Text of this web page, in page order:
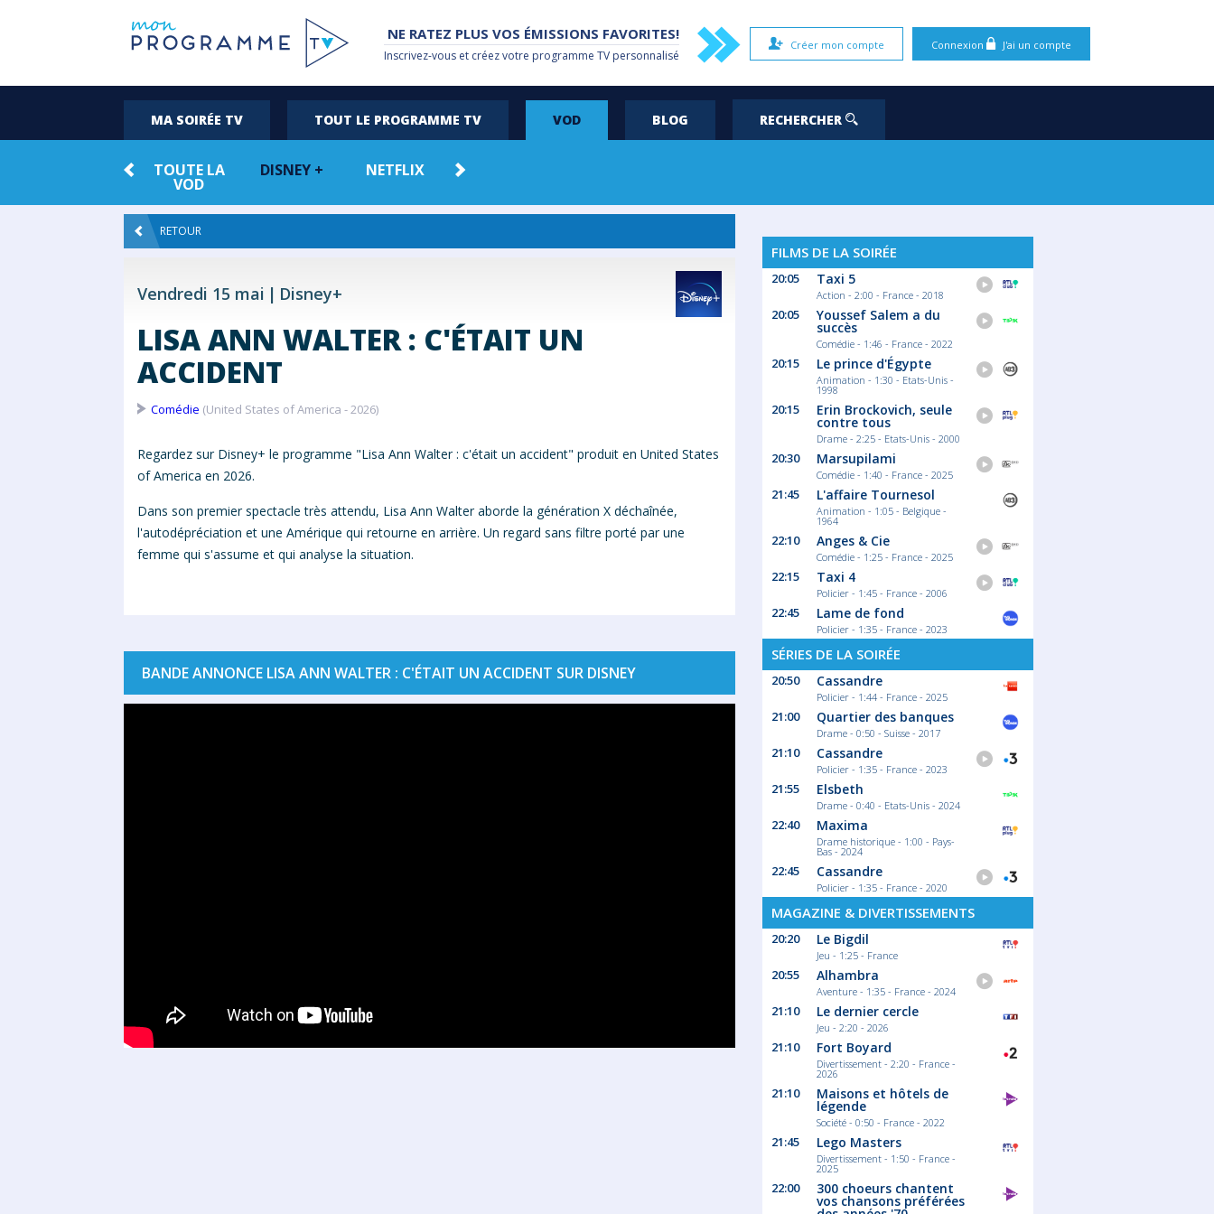
Connexion J'ai un compte
Créer mon compte
NE RATEZ PLUS VOS ÉMISSIONS FAVORITES!
Inscrivez-vous et créez votre programme TV personnalisé
MA SOIRÉE TV TOUT LE PROGRAMME TV VOD BLOG RECHERCHER
TOUTE LA
VOD
DISNEY + NETFLIX
RETOUR
Vendredi 15 mai Disney+
LISA ANN WALTER : C'ÉTAIT UN
ACCIDENT
Comédie (United States of America - 2026)
Regardez sur Disney+ le programme "Lisa Ann Walter : c'était un accident" produit en United States
of America en 2026.
Dans son premier spectacle très attendu, Lisa Ann Walteraborde la génération X déchaînée,
l'autodépréciation et une Amérique qui retourne en arrière. Un regard sans filtre porté par une
femme qui s'assume et qui analyse la situation.
BANDE ANNONCE LISA ANN WALTER : C'ÉTAIT UN ACCIDENT SUR DISNEY
FILMS DE LA SOIRÉE
20:05 Taxi 5
Action - 2:00 - France - 2018
20:05 Youssef Salem a du
succès
Comédie - 1:46 - France - 2022
20:15 Le prince d'Égypte
Animation - 1:30 - Etats-Unis -
1998
20:15 Erin Brockovich, seule
contre tous
Drame - 2:25 - Etats-Unis - 2000
20:30 Marsupilami
Comédie - 1:40 - France - 2025
21:45 L'affaire Tournesol
Animation - 1:05 - Belgique -
1964
22:10 Anges & Cie
Comédie - 1:25 - France - 2025
22:15 Taxi 4
Policier - 1:45 - France - 2006
22:45 Lame de fond
Policier - 1:35 - France - 2023
SÉRIES DE LA SOIRÉE
20:50 Cassandre
Policier - 1:44 - France - 2025
21:00 Quartier des banques
Drame - 0:50 - Suisse - 2017
21:10 Cassandre
Policier - 1:35 - France - 2023
21:55 Elsbeth
Drame - 0:40 - Etats-Unis - 2024
22:40 Maxima
Drame historique - 1:00 - Pays-
Bas - 2024
22:45 Cassandre
Policier - 1:35 - France - 2020
MAGAZINE & DIVERTISSEMENTS
20:20 Le Bigdil
Jeu - 1:25 - France
20:55 Alhambra
Aventure - 1:35 - France - 2024
21:10 Le dernier cercle
Jeu - 2:20 - 2026
21:10 Fort Boyard
Divertissement - 2:20 - France -
2026
21:10 Maisons et hôtels de
légende
Société - 0:50 - France - 2022
21:45 Lego Masters
Divertissement - 1:50 - France -
2025
22:00 300 choeurs chantent
vos chansons préférées